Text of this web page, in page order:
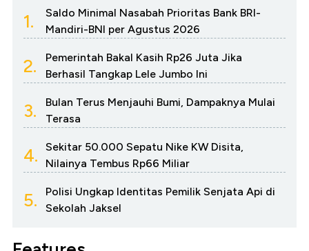
1.
Saldo Minimal Nasabah Prioritas Bank BRI-
Mandiri-BNI per Agustus 2026
2.
Pemerintah Bakal Kasih Rp26 Juta Jika
Berhasil Tangkap Lele Jumbo Ini
3.
Bulan Terus Menjauhi Bumi, Dampaknya Mulai
Terasa
4.
Sekitar 50.000 Sepatu Nike KW Disita,
Nilainya Tembus Rp66 Miliar
5.
Polisi Ungkap Identitas Pemilik Senjata Api di
Sekolah Jaksel